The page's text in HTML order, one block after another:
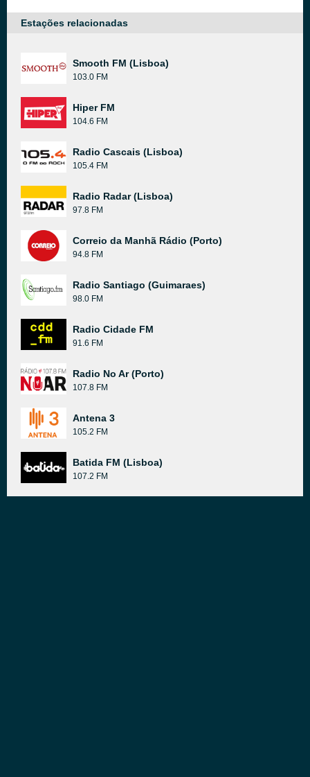
Estações relacionadas
Smooth FM (Lisboa)
103.0 FM
Hiper FM
104.6 FM
Radio Cascais (Lisboa)
105.4 FM
Radio Radar (Lisboa)
97.8 FM
Correio da Manhã Rádio (Porto)
94.8 FM
Radio Santiago (Guimaraes)
98.0 FM
Radio Cidade FM
91.6 FM
Radio No Ar (Porto)
107.8 FM
Antena 3
105.2 FM
Batida FM (Lisboa)
107.2 FM